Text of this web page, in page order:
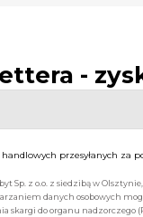
-
przesyłanych
Sp. z o.o. z siedzibą w
danych osobowych
do organu nadzorczego